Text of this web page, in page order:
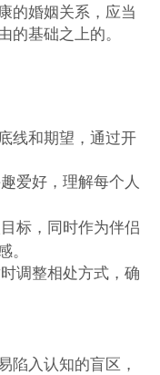
的婚姻关系，应当
的基础之上的。
线和期望，通过开
爱好，理解每个人
标，同时作为伴侣
。
调整相处方式，确
陷入认知的盲区，